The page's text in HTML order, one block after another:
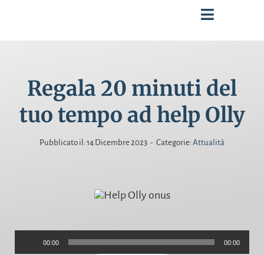
Toggle
INTERVENTI
PUBBLICAZIONI
Regala 20 minuti del
tuo tempo ad help Olly
Pubblicato il: 14 Dicembre 2023 - Categorie:Attualità
00:00 00:00